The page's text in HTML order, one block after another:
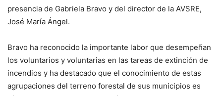
presencia de Gabriela Bravo y del director de la AVSRE,
José María Ángel.
Bravo ha reconocido la importante labor que desempeñan
los voluntarios y voluntarias en las tareas de extinción de
incendios y ha destacado que el conocimiento de estas
agrupaciones del terreno forestal de sus municipios es